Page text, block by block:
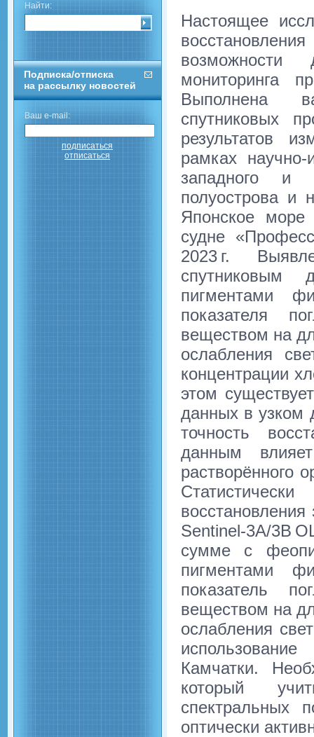
Найти:
Подписка/отписка
на рассылку новостей
Ваш e-mail:
подписаться
отписаться
Настоящее
возможности
мониторинга
Выполнена
спутниковых
результатов
рамках научно-
западного и
полуострова и
Японское море
судне
2023 г.
спутниковым
пигментами
показателя
веществом на
ослабления
концентрации
этом
данных в узком
точность
данным
растворённого
Sentinel-3A/3B
сумме с
пигментами
показатель
веществом на
ослабления
Камчатки.
который
спектральных
оптически